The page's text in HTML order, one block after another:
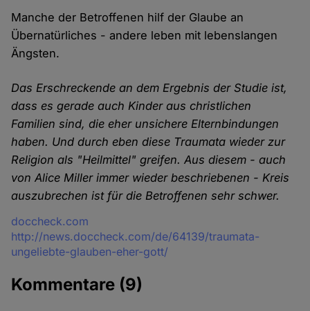
Manche der Betroffenen hilf der Glaube an
Übernatürliches - andere leben mit lebenslangen
Ängsten.
Das Erschreckende an dem Ergebnis der Studie ist,
dass es gerade auch Kinder aus christlichen
Familien sind, die eher unsichere Elternbindungen
haben. Und durch eben diese Traumata wieder zur
Religion als "Heilmittel" greifen. Aus diesem - auch
von Alice Miller immer wieder beschriebenen - Kreis
auszubrechen ist für die Betroffenen sehr schwer.
Quelle
doccheck.com
http://news.doccheck.com/de/64139/traumata-
ungeliebte-glauben-eher-gott/
Kommentare (9)